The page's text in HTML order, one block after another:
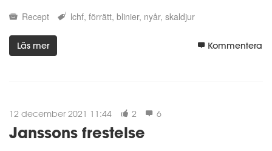
Recept
lchf förrätt blinier nyår skaldjur
Läs mer Kommentera
12 december 2021 11:44 2 6
Janssons frestelse